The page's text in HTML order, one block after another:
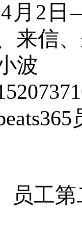
4月2 日
来信
波
员工